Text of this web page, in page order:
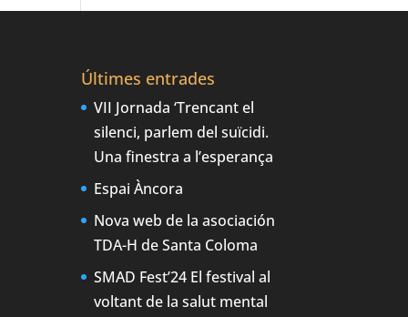
Últimes entrades
VII Jornada ‘Trencant el
silenci, parlem del suïcidi.
Una finestra a l’esperança
Espai Àncora
Nova web de la asociación
TDA-H de Santa Coloma
SMAD Fest’24 El festival al
voltant de la salut mental